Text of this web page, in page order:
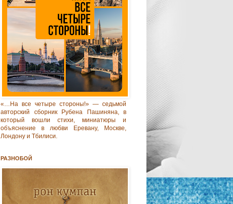
«…На все четыре стороны!» — седьмой
авторский сборник Рубена Пашиняна, в
который вошли стихи, миниатюры и
объяснение в любви Еревану, Москве,
Лондону и Тбилиси.
РАЗНОБОЙ